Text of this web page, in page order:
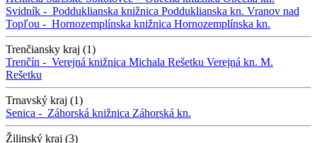
Svidník - Podduklianska knižnica Podduklianska kn. Vranov nad
Topľou - Hornozemplínska knižnica Hornozemplínska kn.
Trenčiansky kraj (1)
Trenčín - Verejná knižnica Michala Rešetku Verejná kn. M.
Rešetku
Trnavský kraj (1)
Senica - Záhorská knižnica Záhorská kn.
Žilinský kraj (3)